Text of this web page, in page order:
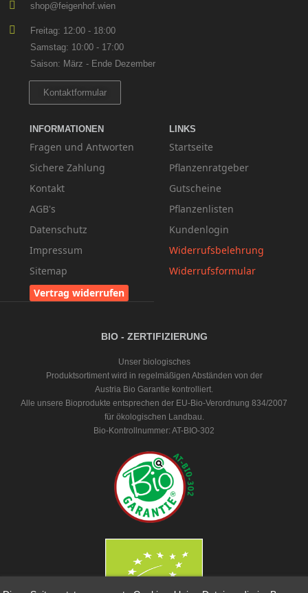
shop@feigenhof.wien
Freitag: 12:00 - 18:00
Samstag: 10:00 - 17:00
Saison: März - Ende Dezember
Kontaktformular
INFORMATIONEN
Fragen und Antworten
Sichere Zahlung
Kontakt
AGB's
Datenschutz
Impressum
Sitemap
Vertrag widerrufen
LINKS
Startseite
Pflanzenratgeber
Gutscheine
Pflanzenlisten
Kundenlogin
Widerrufsbelehrung
Widerrufsformular
BIO - ZERTIFIZIERUNG
Unser biologisches
Produktsortiment wird in regelmäßigen Abständen von der
Austria Bio Garantie kontrolliert.
Alle unsere Bioprodukte entsprechen der EU-Bio-Verordnung 834/2007
für ökologischen Landbau.
Bio-Kontrollnummer: AT-BIO-302